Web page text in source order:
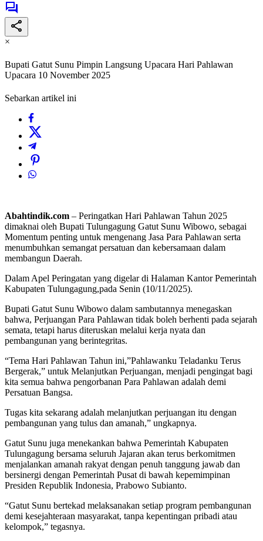
×
Bupati Gatut Sunu Pimpin Langsung Upacara Hari Pahlawan
Upacara 10 November 2025
Sebarkan artikel ini
Abahtindik.com – Peringatkan Hari Pahlawan Tahun 2025
dimaknai oleh Bupati Tulungagung Gatut Sunu Wibowo, sebagai
Momentum penting untuk mengenang Jasa Para Pahlawan serta
menumbuhkan semangat persatuan dan kebersamaan dalam
membangun Daerah.
Dalam Apel Peringatan yang digelar di Halaman Kantor Pemerintah
Kabupaten Tulungagung,pada Senin (10/11/2025).
Bupati Gatut Sunu Wibowo dalam sambutannya menegaskan
bahwa, Perjuangan Para Pahlawan tidak boleh berhenti pada sejarah
semata, tetapi harus diteruskan melalui kerja nyata dan
pembangunan yang berintegritas.
“Tema Hari Pahlawan Tahun ini,”Pahlawanku Teladanku Terus
Bergerak,” untuk Melanjutkan Perjuangan, menjadi pengingat bagi
kita semua bahwa pengorbanan Para Pahlawan adalah demi
Persatuan Bangsa.
Tugas kita sekarang adalah melanjutkan perjuangan itu dengan
pembangunan yang tulus dan amanah,” ungkapnya.
Gatut Sunu juga menekankan bahwa Pemerintah Kabupaten
Tulungagung bersama seluruh Jajaran akan terus berkomitmen
menjalankan amanah rakyat dengan penuh tanggung jawab dan
bersinergi dengan Pemerintah Pusat di bawah kepemimpinan
Presiden Republik Indonesia, Prabowo Subianto.
“Gatut Sunu bertekad melaksanakan setiap program pembangunan
demi kesejahteraan masyarakat, tanpa kepentingan pribadi atau
kelompok,” tegasnya.